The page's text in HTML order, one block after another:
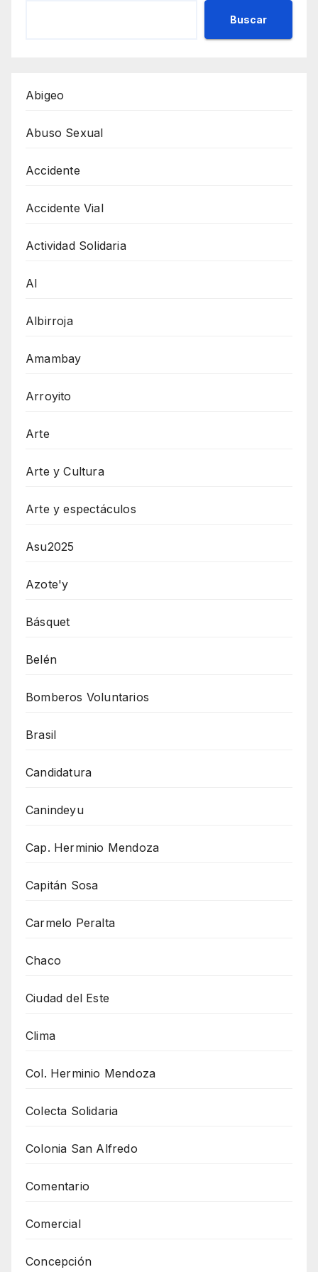
Buscar
Abigeo
Abuso Sexual
Accidente
Accidente Vial
Actividad Solidaria
AI
Albirroja
Amambay
Arroyito
Arte
Arte y Cultura
Arte y espectáculos
Asu2025
Azote'y
Básquet
Belén
Bomberos Voluntarios
Brasil
Candidatura
Canindeyu
Cap. Herminio Mendoza
Capitán Sosa
Carmelo Peralta
Chaco
Ciudad del Este
Clima
Col. Herminio Mendoza
Colecta Solidaria
Colonia San Alfredo
Comentario
Comercial
Concepción